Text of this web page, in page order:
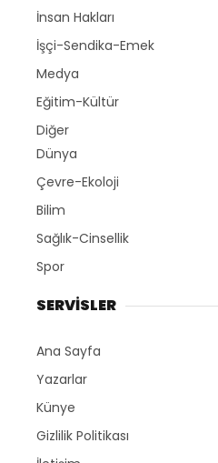
İnsan Hakları
İşçi-Sendika-Emek
Medya
Eğitim-Kültür
Diğer
Dünya
Çevre-Ekoloji
Bilim
Sağlık-Cinsellik
Spor
SERVİSLER
Ana Sayfa
Yazarlar
Künye
Gizlilik Politikası